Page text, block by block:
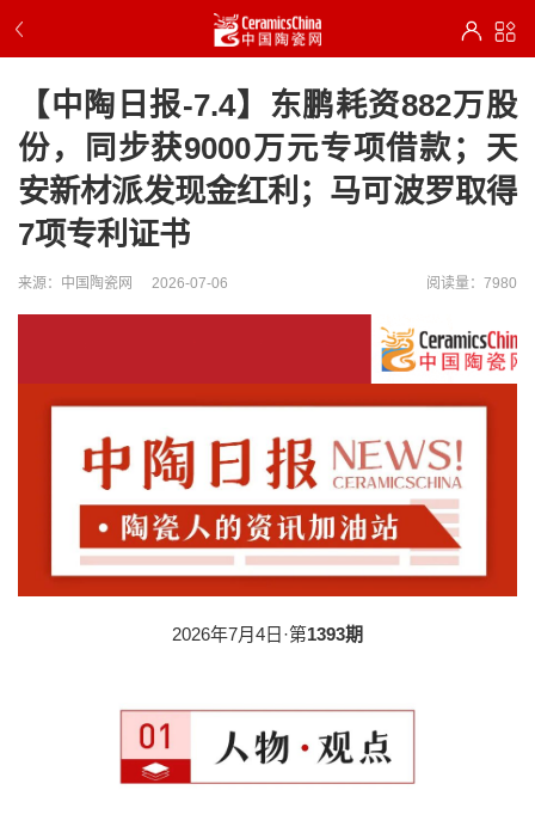
【中陶日报-7.4】东鹏耗资882万股
份，同步获9000万元专项借款；天
安新材派发现金红利；马可波罗取得
7项专利证书
来源：中国陶瓷网 2026-07-06 阅读量：7980
2026年7月4日·第1393期